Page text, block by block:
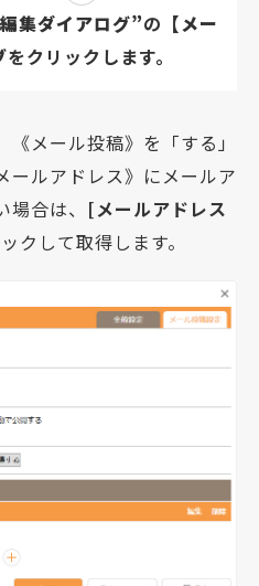
集ダイアログ”の 【メー
をクリックします。
メール投稿》を「する」
ールアドレス》にメールア
合は、 [メールアドレス
クして取得します。